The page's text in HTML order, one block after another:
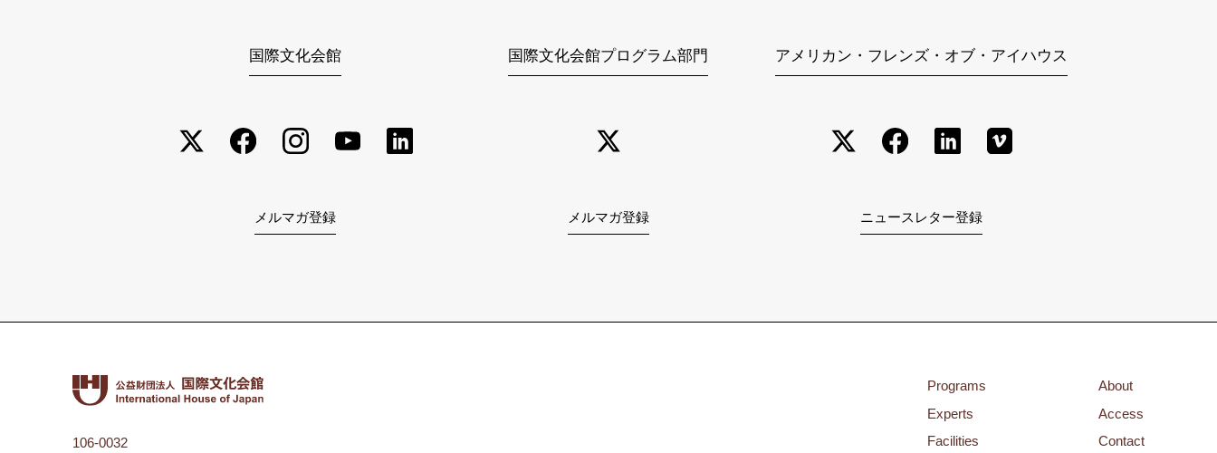
国際文化会館
メルマガ登録
国際文化会館プログラム部門
メルマガ登録
アメリカン・フレンズ・オブ・アイハウス
ニュースレター登録
106-0032
Programs
Experts
Facilities
About
Access
Contact